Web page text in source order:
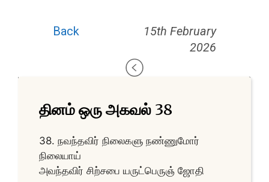
Back
15th February
2026
தினம் ஒரு அகவல் 38
38. நவந்தவிர் நிலைகளு நண்ணுமோர்
நிலையாய்
அவந்தவிர் சிற்சபை யருட்பெருஞ் ஜோதி